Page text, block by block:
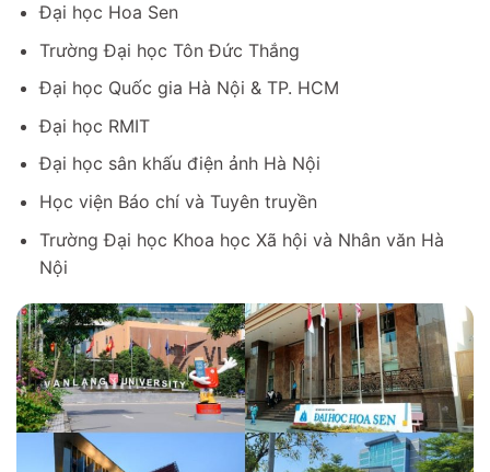
Đại học Hoa Sen
Trường Đại học Tôn Đức Thắng
Đại học Quốc gia Hà Nội & TP. HCM
Đại học RMIT
Đại học sân khấu điện ảnh Hà Nội
Học viện Báo chí và Tuyên truyền
Trường Đại học Khoa học Xã hội và Nhân văn Hà
Nội